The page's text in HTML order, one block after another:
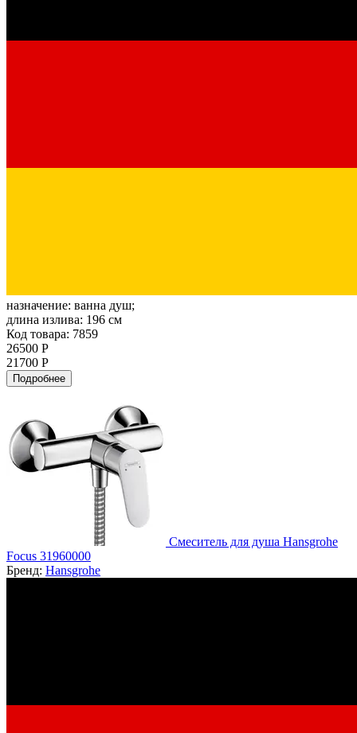
назначение: ванна душ;
длина излива: 196 см
Код товара: 7859
26500 Р
21700 Р
Подробнее
Смеситель для душа Hansgrohe
Focus 31960000
Бренд: Hansgrohe